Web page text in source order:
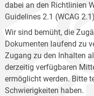
dabei an den Richtlinien
Guidelines 2.1 (WCAG
Wir sind bemüht, die
Dokumenten laufend zu
Zugang zu den Inhalten
derzeitig verfügbaren
ermöglicht werden. Bitte
Schwierigkeiten haben.